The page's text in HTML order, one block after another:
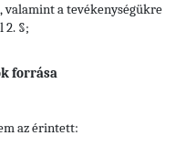
valamint a tevékenységükre
2. §;
forrása
az érintett: